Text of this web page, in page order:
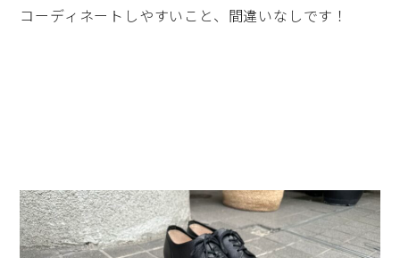
コーディネートしやすいこと、間違いなしです！